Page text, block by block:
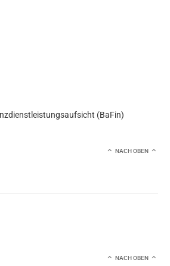
(BaFin)
NACH OBEN
NACH OBEN